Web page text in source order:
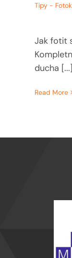
Tipy -
Jak fotit
ducha [...]
Read More